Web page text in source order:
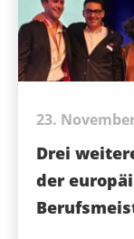
23.
Drei
der